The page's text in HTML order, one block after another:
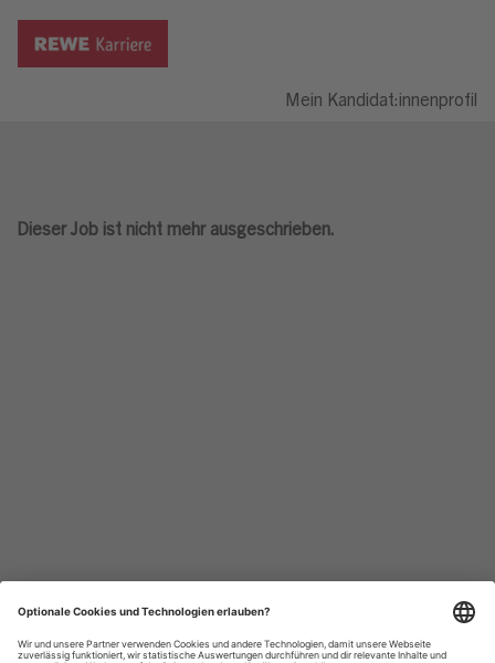
Mein Kandidat:innenprofil
Dieser Job ist nicht mehr ausgeschrieben.
Datenschutzhinweise